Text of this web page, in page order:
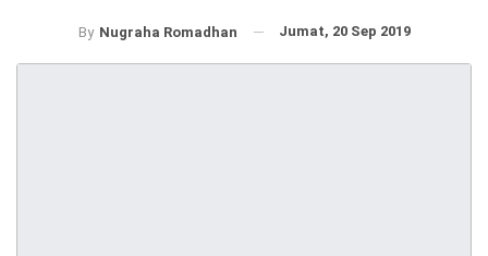
By Nugraha Romadhan Jumat, 20 Sep 2019